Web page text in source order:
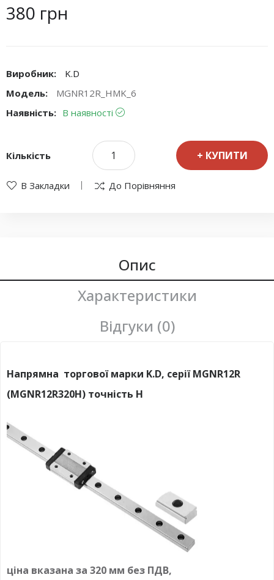
380 грн
Виробник:
K.D
Модель:
MGNR12R_HMK_6
Наявність: В наявності
Кількість КУПИТИ
В Закладки До Порівняння
Опис
Характеристики
Відгуки (0)
Напрямна торгової марки K.D, серії MGNR12R
(MGNR12R320H) точність H
ціна вказана за 320 мм без ПДВ,